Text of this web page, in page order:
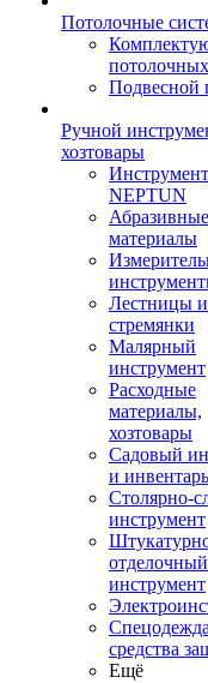
Потолочные
Подвесной
Ручной
хозтовары
Инструмент
NEPTUN
Абразивные
материалы
Лестницы и
стремянки
Малярный
инструмент
Расходные
материалы,
хозтовары
Садовый
и инвентарь
Столярно-
инструмент
отделочный
инструмент
средства
Ещё